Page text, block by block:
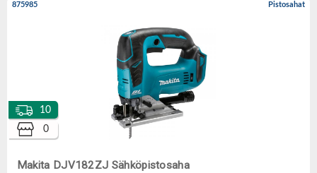
875985 Pistosahat
Makita DJV182ZJ Sähköpistosaha
10
0